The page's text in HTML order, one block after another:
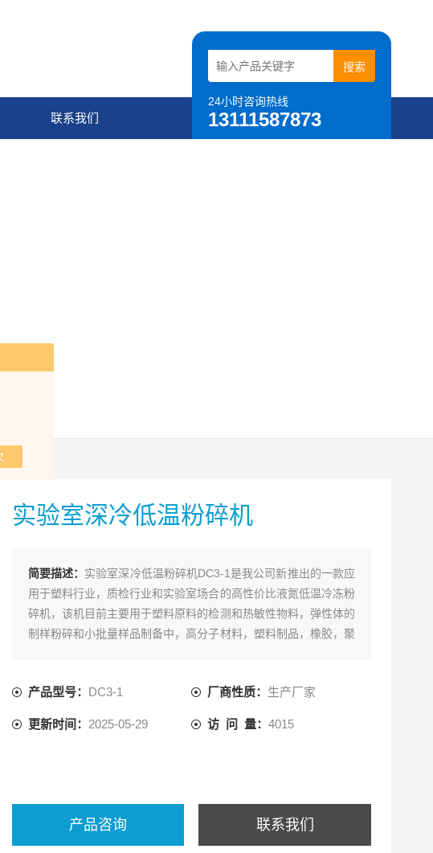
24小时咨询热线
13111587873
联系我们
实验室深冷低温粉碎机
简要描述： 实验室深冷低温粉碎机DC3-1是我公司新推出的一款应
用于塑料行业，质检行业和实验室场合的高性价比液氮低温冷冻粉
碎机，该机目前主要用于塑料原料的检测和热敏性物料，弹性体的
制样粉碎和小批量样品制备中，高分子材料，塑料制品，橡胶，聚
客户少量样品粉碎检测的要求可连续使用
产品型号： DC3-1 厂商性质： 生产厂家
更新时间： 2025-05-29 访 问 量：4015
产品咨询 联系我们